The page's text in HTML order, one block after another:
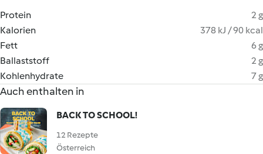
Protein
2 g
Kalorien
378 kJ / 90 kcal
Fett
6 g
Ballaststoff
2 g
Kohlenhydrate
7 g
Auch enthalten in
BACK TO SCHOOL!
12 Rezepte
Österreich